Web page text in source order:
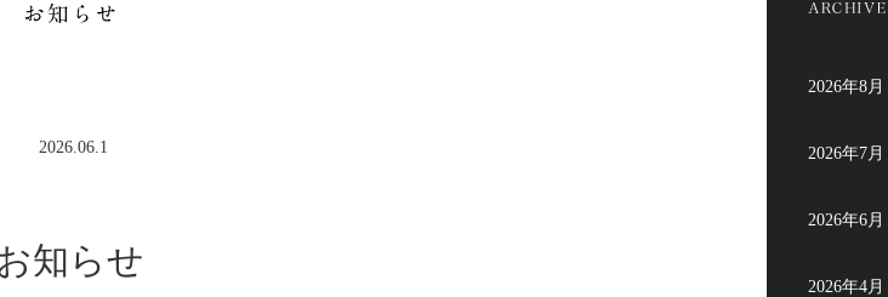
2026.06.1
知らせ
2026年8月
2026年7月
2026年6月
2026年4月